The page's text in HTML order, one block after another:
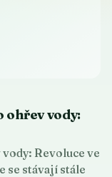
vody:
Revoluce ve
se stávají stále